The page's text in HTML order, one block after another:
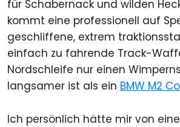
für Schabernack und wilden
kommt eine professionell auf
geschliffene, extrem
einfach zu fahrende Track-
Nordschleife nur einen
langsamer ist als ein BMW M2
Ich persönlich hätte mir von